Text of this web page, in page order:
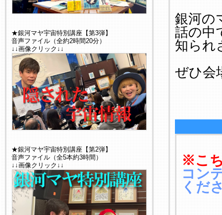
★銀河マヤ宇宙特別講座【第3弾】
音声ファイル（全約2時間20分）
↓↓画像クリック↓↓
★銀河マヤ宇宙特別講座【第2弾】
音声ファイル（全5本約3時間）
↓↓画像クリック↓↓
銀河の
話の中
知られ
ぜひ会
※こ
コン
くだ